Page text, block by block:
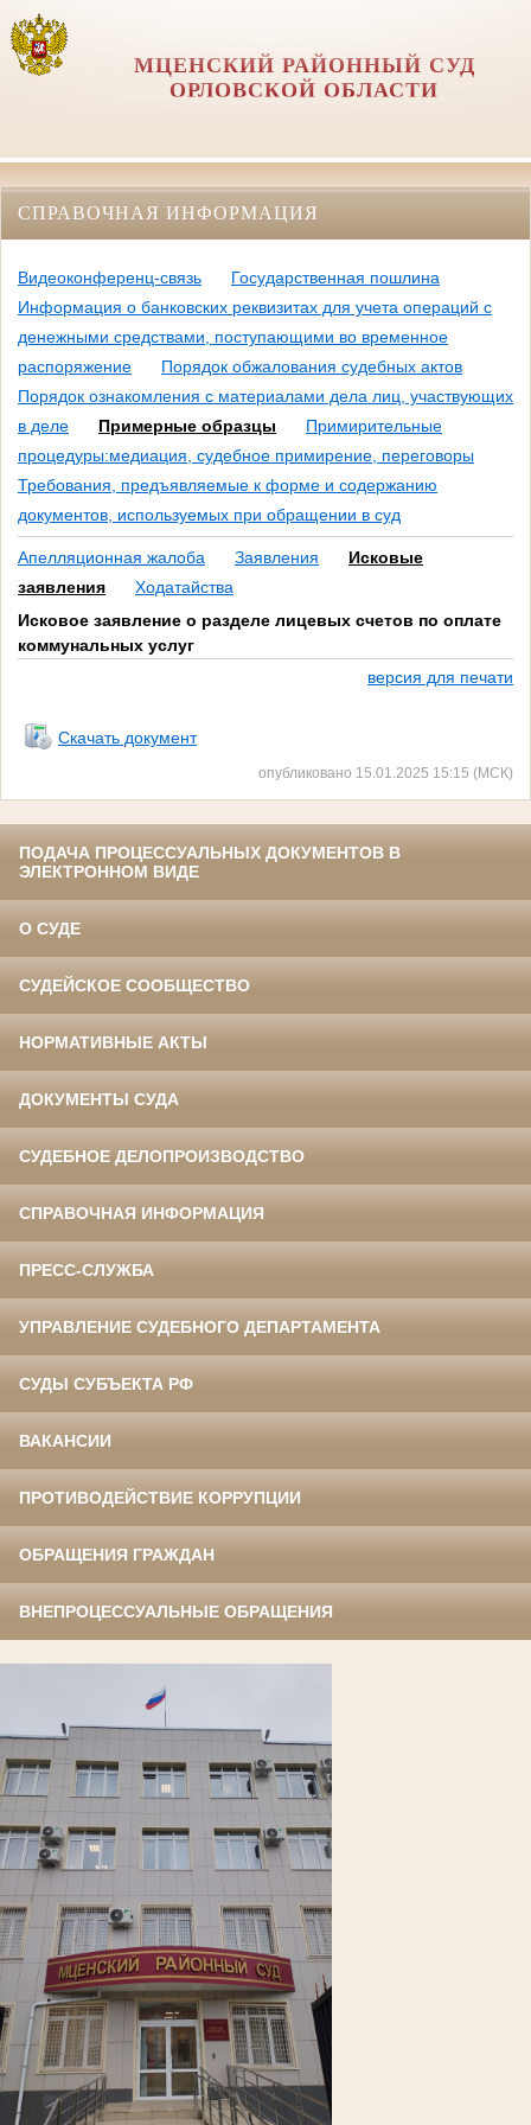
МЦЕНСКИЙ РАЙОННЫЙ СУД
ОРЛОВCКОЙ ОБЛАСТИ
СПРАВОЧНАЯ ИНФОРМАЦИЯ
Видеоконференц-связь
Государственная пошлина
Информация о банковских реквизитах для учета операций с
денежными средствами, поступающими во временное
распоряжение
Порядок обжалования судебных актов
Порядок ознакомления с материалами дела лиц, участвующих
в деле
Примерные образцы
Примирительные
процедуры:медиация, судебное примирение, переговоры
Требования, предъявляемые к форме и содержанию
документов, используемых при обращении в суд
Апелляционная жалоба Заявления
Исковые
заявления
Ходатайства
Исковое заявление о разделе лицевых счетов по оплате
коммунальных услуг
версия для печати
Скачать документ
опубликовано 15.01.2025 15:15 (МСК)
ПОДАЧА ПРОЦЕССУАЛЬНЫХ ДОКУМЕНТОВ В
ЭЛЕКТРОННОМ ВИДЕ
О СУДЕ
СУДЕЙСКОЕ СООБЩЕСТВО
НОРМАТИВНЫЕ АКТЫ
ДОКУМЕНТЫ СУДА
СУДЕБНОЕ ДЕЛОПРОИЗВОДСТВО
СПРАВОЧНАЯ ИНФОРМАЦИЯ
ПРЕСС-СЛУЖБА
УПРАВЛЕНИЕ СУДЕБНОГО ДЕПАРТАМЕНТА
СУДЫ СУБЪЕКТА РФ
ВАКАНСИИ
ПРОТИВОДЕЙСТВИЕ КОРРУПЦИИ
ОБРАЩЕНИЯ ГРАЖДАН
ВНЕПРОЦЕССУАЛЬНЫЕ ОБРАЩЕНИЯ